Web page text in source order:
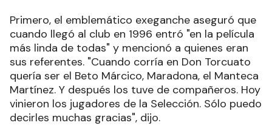
Primero, el emblemático exeganche aseguró que
cuando llegó al club en 1996 entró "en la película
más linda de todas" y mencionó a quienes eran
sus referentes. "Cuando corría en Don Torcuato
quería ser el Beto Márcico, Maradona, el Manteca
Martínez. Y después los tuve de compañeros. Hoy
vinieron los jugadores de la Selección. Sólo puedo
decirles muchas gracias", dijo.